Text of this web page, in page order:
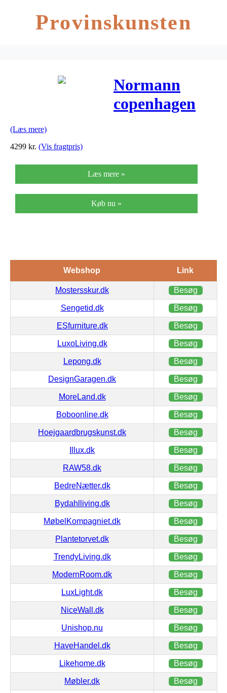
Provinskunsten
Normann
copenhagen
(Læs mere)
4299 kr. (Vis fragtpris)
Læs mere »
Køb nu »
Webshop Link
Mostersskur.dk Besøg
Sengetid.dk Besøg
ESfurniture.dk Besøg
LuxoLiving.dk Besøg
Lepong.dk Besøg
DesignGaragen.dk Besøg
MoreLand.dk Besøg
Boboonline.dk Besøg
Hoejgaardbrugskunst.dk Besøg
Illux.dk Besøg
RAW58.dk Besøg
BedreNætter.dk Besøg
Bydahlliving.dk Besøg
MøbelKompagniet.dk Besøg
Plantetorvet.dk Besøg
TrendyLiving.dk Besøg
ModernRoom.dk Besøg
LuxLight.dk Besøg
NiceWall.dk Besøg
Unishop.nu Besøg
HaveHandel.dk Besøg
Likehome.dk Besøg
Møbler.dk Besøg